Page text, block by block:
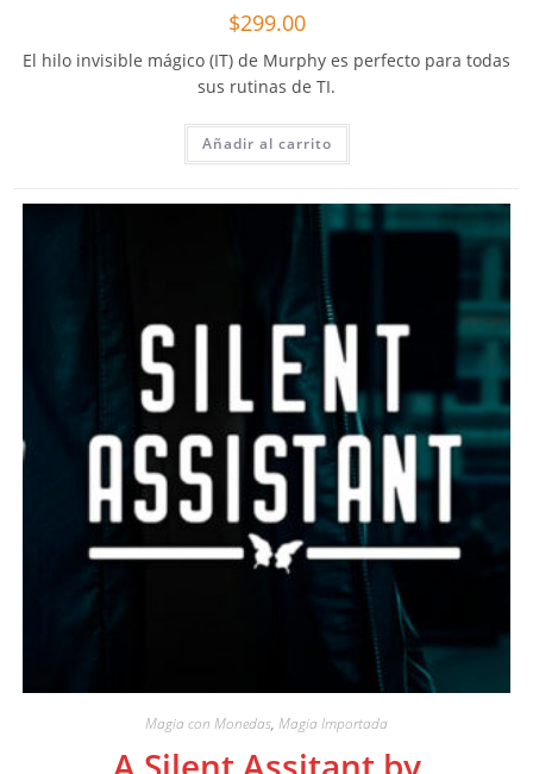
$299.00
El hilo invisible mágico (IT) de Murphy es perfecto para todas
sus rutinas de TI.
Añadir al carrito
Magia con Monedas, Magia Importada